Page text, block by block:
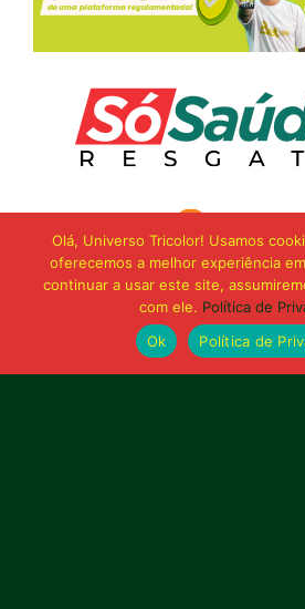
Olá, Universo Tricolor! Usamos
oferecemos a melhor experiência
continuar a usar este site,
com ele. Política de
Ok
Política de